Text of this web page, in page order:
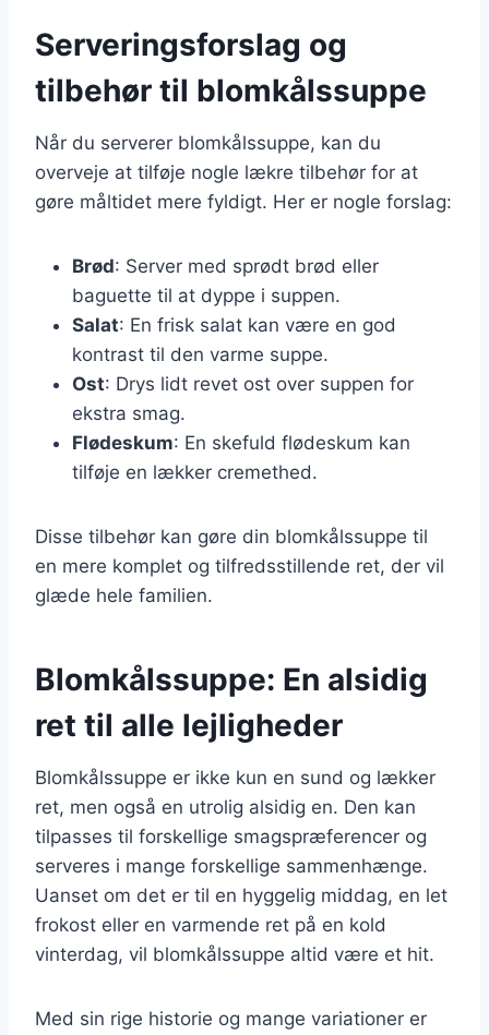
Serveringsforslag og
tilbehør til blomkålssuppe
Når du serverer blomkålssuppe, kan du
overveje at tilføje nogle lækre tilbehør for at
gøre måltidet mere fyldigt. Her er nogle forslag:
Brød: Server med sprødt brød eller
baguette til at dyppe i suppen.
Salat: En frisk salat kan være en god
kontrast til den varme suppe.
Ost: Drys lidt revet ost over suppen for
ekstra smag.
Flødeskum: En skefuld flødeskum kan
tilføje en lækker cremethed.
Disse tilbehør kan gøre din blomkålssuppe til
en mere komplet og tilfredsstillende ret, der vil
glæde hele familien.
Blomkålssuppe: En alsidig
ret til alle lejligheder
Blomkålssuppe er ikke kun en sund og lækker
ret, men også en utrolig alsidig en. Den kan
tilpasses til forskellige smagspræferencer og
serveres i mange forskellige sammenhænge.
Uanset om det er til en hyggelig middag, en let
frokost eller en varmende ret på en kold
vinterdag, vil blomkålssuppe altid være et hit.
Med sin rige historie og mange variationer er